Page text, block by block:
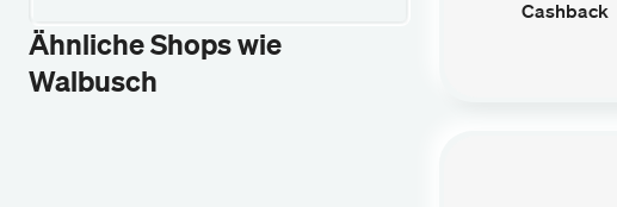
Ähnliche Shops wie
Walbusch
Cashback